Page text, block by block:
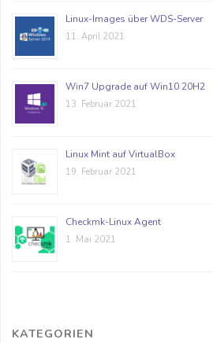
Linux-Images über WDS-Server
11. April 2021
Win7 Upgrade auf Win10 20H2
13. Februar 2021
Linux Mint auf VirtualBox
19. Februar 2021
Checkmk-Linux Agent
1. Mai 2021
KATEGORIEN